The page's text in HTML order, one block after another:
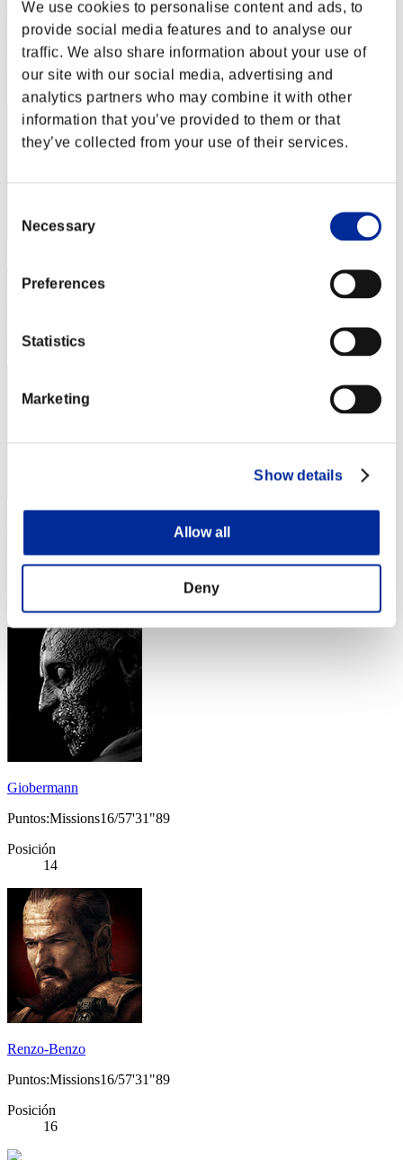
We use cookies to personalise content and ads, to
provide social media features and to analyse our
traffic. We also share information about your use of
our site with our social media, advertising and
analytics partners who may combine it with other
information that you’ve provided to them or that
they’ve collected from your use of their services.
Selection
Necessary
Preferences
Statistics
Marketing
Show details
Allow all
Deny
watagashi
Puntos:Missions29/58'39"72
12
13
Puntos:Missions18/56'50"23
Giobermann
Puntos:Missions16/57'31"89
Posición
14
Renzo-Benzo
Puntos:Missions16/57'31"89
Posición
16